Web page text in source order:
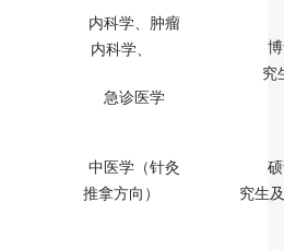
内科学、肿瘤
内科学、
急诊医学
究
中医学（针灸
推拿方向）
究生